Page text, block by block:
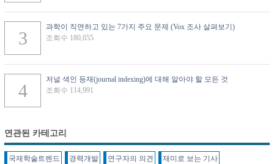
과학이 직면하고 있는 7가지 주요 문제 (Vox 조사 살펴보기)
조회수 180,055
저널 색인 등재(journal indexing)에 대해 알아야 할 모든 것
조회수 114,991
연관된 카테고리
국제학술트렌드 경력개발 연구자의 의견 재미로 보는 기사